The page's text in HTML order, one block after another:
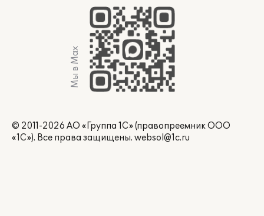
Мы в Max
© 2011-2026 АО «Группа 1С» (правопреемник ООО
«1С»). Все права защищены. websol@1c.ru